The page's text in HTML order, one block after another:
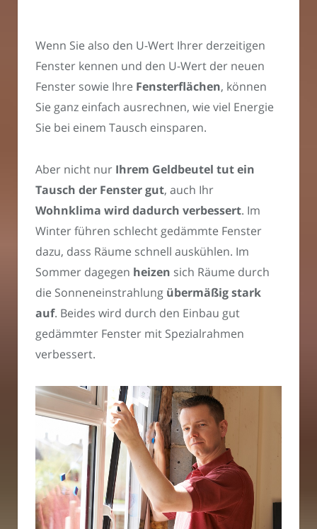
Wenn Sie also den U-Wert Ihrer derzeitigen
Fenster kennen und den U-Wert der neuen
Fenster sowie Ihre Fensterflächen, können
Sie ganz einfach ausrechnen, wie viel Energie
Sie bei einem Tausch einsparen.
Aber nicht nur Ihrem Geldbeutel tut ein
Tausch der Fenster gut, auch Ihr
Wohnklima wird dadurch verbessert. Im
Winter führen schlecht gedämmte Fenster
dazu, dass Räume schnell auskühlen. Im
Sommer dagegen heizen sich Räume durch
die Sonneneinstrahlung übermäßig stark
auf. Beides wird durch den Einbau gut
gedämmter Fenster mit Spezialrahmen
verbessert.